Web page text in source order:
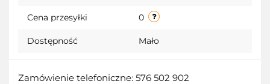
Cena przesyłki 0
Dostępność Mało
Zamówienie telefoniczne: 576 502 902